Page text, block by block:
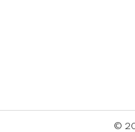
©